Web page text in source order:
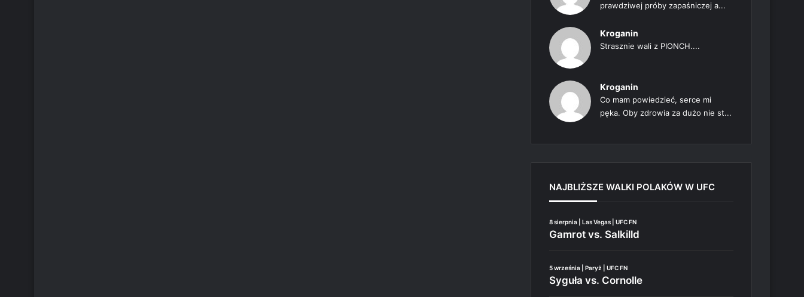
prawdziwej próby zapaśniczej a...
Kroganin
Strasznie wali z PIONCH....
Kroganin
Co mam powiedzieć, serce mi
pęka. Oby zdrowia za dużo nie st...
NAJBLIŻSZE WALKI POLAKÓW W UFC
8 sierpnia | Las Vegas | UFC FN
Gamrot vs. Salkilld
5 września | Paryż | UFC FN
Syguła vs. Cornolle